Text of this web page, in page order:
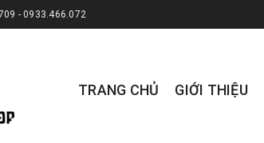
- 0933.466.072
TRANG CHỦ GIỚI THIỆU